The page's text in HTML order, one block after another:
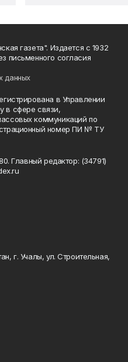
газета". Издается с 1932
письменного согласия
данных
в Управлении
в сфере связи,
коммуникаций по
номер ПИ № ТУ
Главный редактор: (34791)
г. Учалы, ул. Строительная,